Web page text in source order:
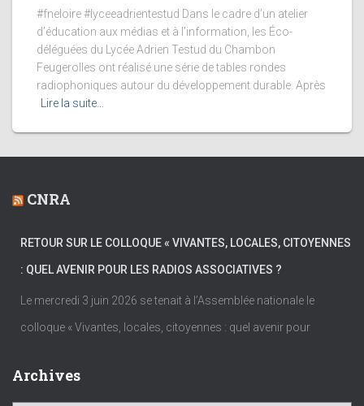
#fneloire #lyceeadrientestud Dans le cadre d’un atelier
d’éducation aux médias et à l’information, les Éco-
déléguées du Lycée Adrien Testud du Chambon
Feugerolles ont réalisé une série de tables rondes
radiophoniques autour du développement durable. Après
Lire la suite…
CNRA
RETOUR SUR LE COLLOQUE « VIVANTES, LOCALES, CITOYENNES
: QUEL AVENIR POUR LES RADIOS ASSOCIATIVES ?
Le mercredi 3 juin 2026 se tenait à l’Assemblée nationale le
colloque « Vivantes, locales, citoyennes : quel avenir pour
Archives